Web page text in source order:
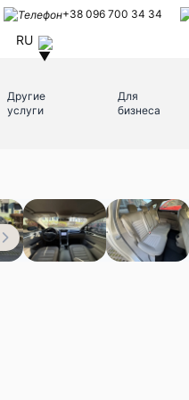
+38 096 700 34 34
RU
Другие
услуги
Для
бизнеса